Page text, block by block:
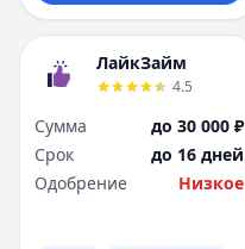
ЛайкЗайм
4.5
Сумма
до 30 000 ₽
Срок
до 16 дней
Одобрение
Низкое